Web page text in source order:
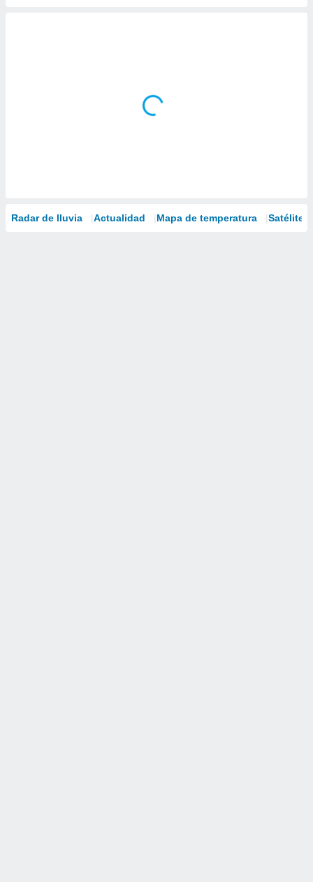
Radar de lluvia Actualidad Mapa de temperatura Satélites